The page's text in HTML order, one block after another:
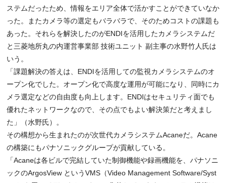
ステムだったため、情報をエリア全体で活かすことができていなか
った。またカメラ等の選定もバラバラで、そのためコストの課題も
あった。それらを解決したのがENDIを活用したカメラシステムだ
と三菱地所丸の内運営事業部 技術ユニット 副主事の水野竹人氏は
いう。
「課題解決の答えは、ENDIを活用しての監視カメラシステムのオ
ープン化でした。オープン化で高度な運用が可能になり、同時にカ
メラ選定などの自由度も向上します。ENDIはセキュリティ面でも
優れたネットワークなので、その点でもよい解決策だと考えまし
た」（水野氏）。
その構想から生まれたのが次世代カメラシステムAcaneだ。Acane
の構築にもパナソニックグループが貢献している。
「Acaneは各ビルで完結していた制御機能や録画機能を、パナソニ
ックのArgosView というVMS（Video Management Software/Syst